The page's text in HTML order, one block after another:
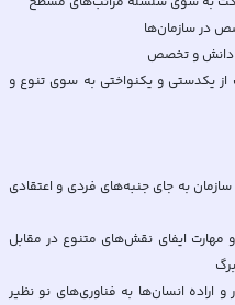
یکدستی و یکنواختی به سوی تنوع و
به جای جنبه‌های فردی و اعتقادی
مهارت ایفای نقش‌های متنوع در مقابل
اراده انسان‌ها به فناوری‌های نو نظیر